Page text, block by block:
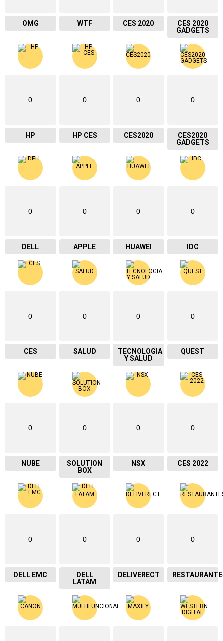
OMG WTF CES 2020
CES 2020
GADGETS
0
HP
0
HP CES
0
CES2020
0
CES2020
GADGETS
0
DELL
0
APPLE
0
HUAWEI
0
IDC
0
CES
0
SALUD
0
TECNOLOGIA
Y SALUD
0
QUEST
0
NUBE
0
SOLUTION
BOX
0
NSX
0
CES 2022
0
DELL EMC
0
DELL
LATAM
0
DELIVERECT
0